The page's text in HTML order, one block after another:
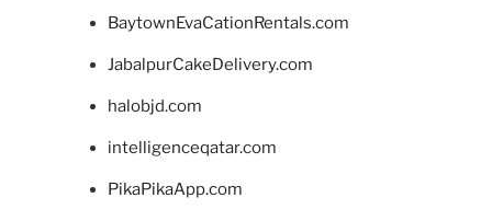
BaytownEvaCationRentals.com
JabalpurCakeDelivery.com
halobjd.com
intelligenceqatar.com
PikaPikaApp.com